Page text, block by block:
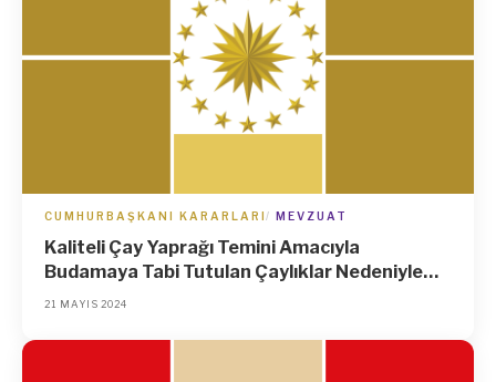
CUMHURBAŞKANI KARARLARI MEVZUAT
Kaliteli Çay Yaprağı Temini Amacıyla
Budamaya Tabi Tutulan Çaylıklar Nedeniyle
Üreticilerin Uğradığı Gelir Kaybının Tazminine
Karar (Karar Sayısı: 8483)
21 MAYIS 2024